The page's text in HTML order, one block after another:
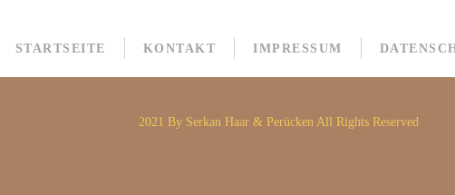
STARTSEITE KONTAKT IMPRESSUM
2021 By Serkan Haar & Perücken All Rights Reserved